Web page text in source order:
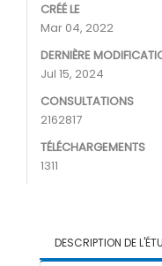
CRÉÉ LE
Mar 04, 2022
DERNIÈRE
Jul 15, 2024
CONSULTATIONS
2162817
TÉLÉCHARGEMENTS
1311
DESCRIPTION DE